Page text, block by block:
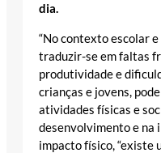
dia.
“No contexto escolar
traduzir-se em faltas
produtividade e
crianças e jovens,
atividades físicas e
desenvolvimento e na
impacto físico, “existe